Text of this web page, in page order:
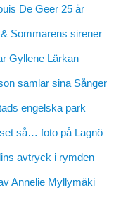
De Geer 25 år
Sommarens sirener
Gyllene Lärkan
samlar sina Sånger
engelska park
så… foto på Lagnö
avtryck i rymden
Annelie Myllymäki